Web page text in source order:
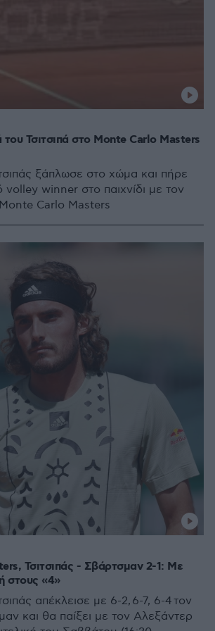
του Τσιτσιπά στο Monte Carlo Masters
ξάπλωσε στο χώμα και πήρε
volley winner στο παιχνίδι με τον
Carlo Masters
Τσιτσιπάς - Σβάρτσμαν 2-1: Με
στους «4»
απέκλεισε με 6-2, 6-7, 6-4 τον
και θα παίξει με τον Αλεξάντερ